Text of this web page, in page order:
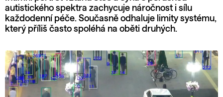
autistického spektra zachycuje náročnost i sílu
každodenní péče. Současně odhaluje limity systému,
který příliš často spoléhá na oběti druhých.